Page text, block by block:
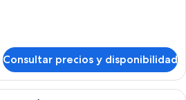
Consultar precios y disponibilidad
Un dormitorio con una cama, una